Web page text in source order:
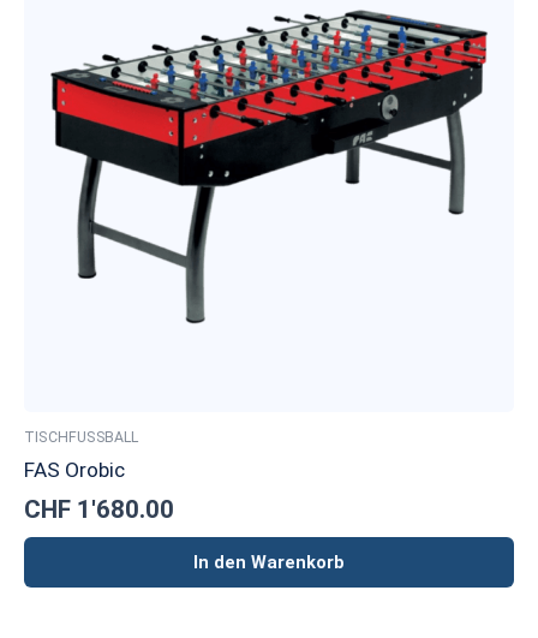
TISCHFUSSBALL
FAS Orobic
CHF 1'680.00
In den Warenkorb